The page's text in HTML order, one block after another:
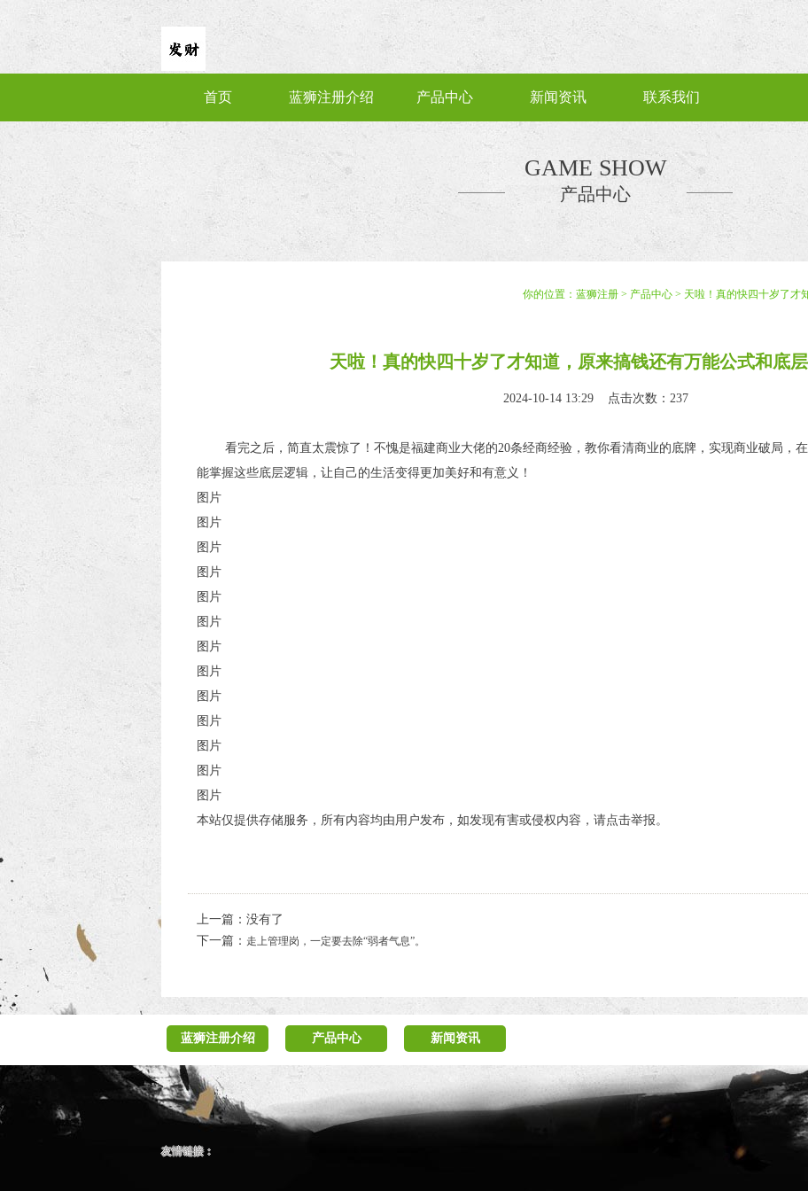
首页 蓝狮注册介绍 产品中心 新闻资讯 联系我们
GAME SHOW
产品中心
你的位置： 蓝狮注册 > 产品中心 > 天啦！真的快四十岁了才
天啦！真的快四十岁了才知道，原来搞钱还有万能公式和底层
2024-10-14 13:29 点击次数：237
看完之后，简直太震惊了！不愧是福建商业大佬的20条经商经验，教你看清商业的底牌，实现商业破局，
能掌握这些底层逻辑，让自己的生活变得更加美好和有意义！
图片
图片
图片
图片
图片
图片
图片
图片
图片
图片
图片
图片
图片
本站仅提供存储服务，所有内容均由用户发布，如发现有害或侵权内容，请点击举报。
上一篇：没有了
下一篇： 走上管理岗，一定要去除“弱者气息”。
蓝狮注册介绍 产品中心 新闻资讯
友情链接：